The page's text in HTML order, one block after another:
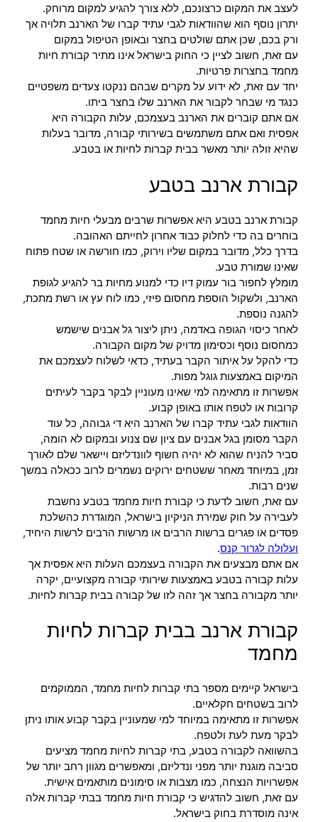
לעצב את המקום כרצונכם, ללא צורך להגיע למקום מרוחק.
יתרון נוסף הוא שהוודאות לגבי עתיד קברו של הארנב תלויה אך
ורק בכם, שכן אתם שולטים בחצר ובאופן הטיפול במקום
עם זאת, חשוב לציין כי החוק בישראל אינו מתיר קבורת חיות
מחמד בחצרות פרטיות.
יחד עם זאת, לא ידוע על מקרים שבהם ננקטו צעדים משפטיים
כנגד מי שבחר לקבור את הארנב שלו בחצר ביתו.
אם אתם קוברים את הארנב בעצמכם, עלות הקבורה היא
אפסית ואם אתם משתמשים בשירותי קבורה, מדובר בעלות
שהיא זולה יותר מאשר בבית קברות לחיות או בטבע.
קבורת ארנב בטבע
קבורת ארנב בטבע היא אפשרות שרבים מבעלי חיות מחמד
בוחרים בה כדי לחלוק כבוד אחרון לחייתם האהובה.
בדרך כלל, מדובר במקום שליו וירוק, כמו חורשה או שטח פתוח
שאינו שמורת טבע.
מומלץ לחפור בור עמוק דיו כדי למנוע מחיות בר להגיע לגופת
הארנב, ולשקול הוספת מחסום פיזי, כמו לוח עץ או רשת מתכת,
להגנה נוספת.
לאחר כיסוי הגופה באדמה, ניתן ליצור גל אבנים שישמש
כמחסום נוסף וכסימון מדויק של מקום הקבורה.
כדי להקל על איתור הקבר בעתיד, כדאי לשלוח לעצמכם את
המיקום באמצעות גוגל מפות.
אפשרות זו מתאימה למי שאינו מעוניין לבקר בקבר לעיתים
קרובות או לטפח אותו באופן קבוע.
הוודאות לגבי עתיד קברו של הארנב היא די גבוהה, כל עוד
הקבר מסומן בגל אבנים עם ציון שם צנוע ובמקום לא הומה,
סביר להניח שהוא לא יהיה חשוף לוונדליזם ויישאר שלם לאורך
זמן, במיוחד מאחר ששטחים ירוקים נשמרים לרוב ככאלה במשך
שנים רבות.
עם זאת, חשוב לדעת כי קבורת חיות מחמד בטבע נחשבת
לעבירה על חוק שמירת הניקיון בישראל, המוגדרת כהשלכת
פסדים או פגרים ברשות הרבים או מרשות הרבים לרשות היחיד,
ועלולה לגרור קנס.
אם אתם מבצעים את הקבורה בעצמכם העלות היא אפסית אך
עלות קבורה בטבע באמצעות שירותי קבורה מקצועיים, יקרה
יותר מקבורה בחצר אך זהה לזו של קבורה בבית קברות לחיות.
קבורת ארנב בבית קברות לחיות
מחמד
בישראל קיימים מספר בתי קברות לחיות מחמד, הממוקמים
לרוב בשטחים חקלאיים.
אפשרות זו מתאימה במיוחד למי שמעוניין בקבר קבוע אותו ניתן
לבקר מעת לעת ולטפח.
בהשוואה לקבורה בטבע, בתי קברות לחיות מחמד מציעים
סביבה מוגנת יותר מפני ונדליזם, ומאפשרים מגוון רחב יותר של
אפשרויות הנצחה, כמו מצבות או סימונים מותאמים אישית.
עם זאת, חשוב להדגיש כי קבורת חיות מחמד בבתי קברות אלה
אינה מוסדרת בחוק בישראל.